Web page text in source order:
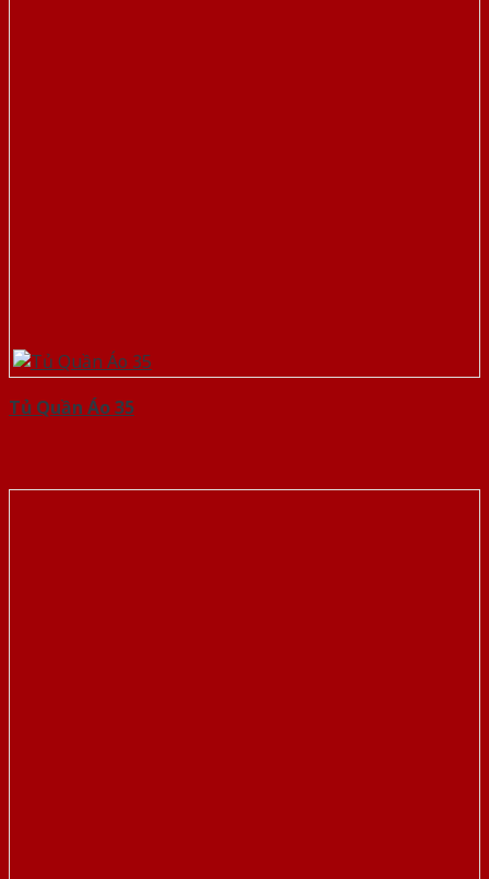
Tủ Quần Áo 35